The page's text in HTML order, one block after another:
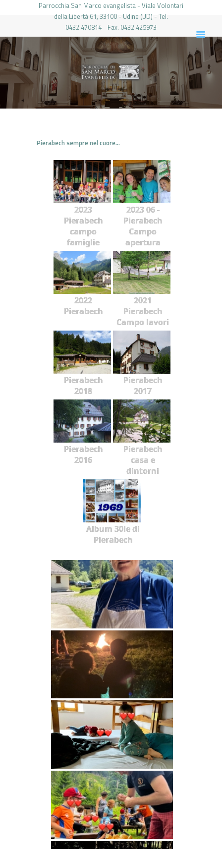
Parrocchia San Marco evangelista - Viale Volontari
della Libertá 61, 33100 - Udine (UD) - Tel.
0432.470814 - Fax. 0432.425973
PARROCCHIA DI SAN MARCO UDINE
HOME
LA PARROCCHIA
IL PARROCO
LE ATTIVITÀ
PIERABECH
CONTATTI
LOGIN
Pierabech sempre nel cuore…
2023
Pierabech
campo
famiglie
2023 06 -
Pierabech
Campo
apertura
2022
Pierabech
2021
Pierabech
Campo lavori
Pierabech
2018
Pierabech
2017
Pierabech
2016
Pierabech
casa e
dintorni
Album 30le di
Pierabech